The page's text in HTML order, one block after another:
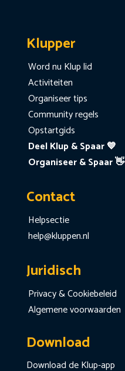
Klupper
Word nu Klup lid
Activiteiten
Organiseer tips
Community regels
Opstartgids
Deel Klup & Spaar 💙
Organiseer & Spaar 👋
Contact
Helpsectie
help@kluppen.nl
Juridisch
Privacy & Cookiebeleid
Algemene voorwaarden
Download
Download de Klup-app